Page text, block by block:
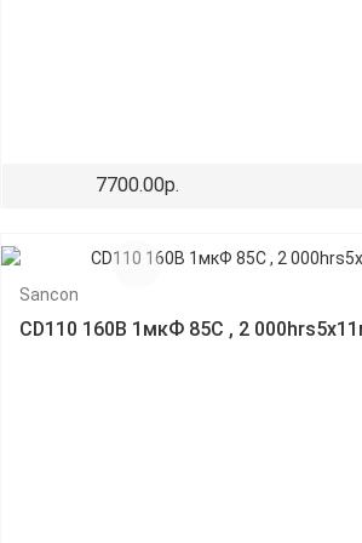
7700.00р.
Sancon
CD110 160В 1мкФ 85C , 2